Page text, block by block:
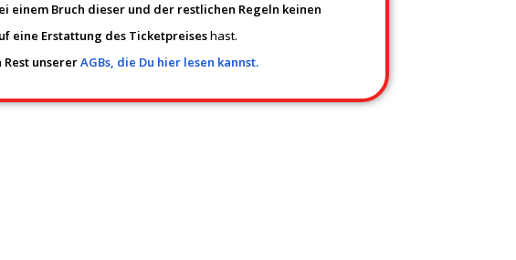
einem Bruch dieser und der restlichen Regeln keinen
eine Erstattung des Ticketpreiseshast.
Rest unsererAGBs, die Du hier lesen kannst.